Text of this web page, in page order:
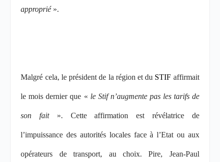
approprié».
Malgré cela, le président de la région et du STIF affirmait
le mois dernier que « le Stif n’augmente pas les tarifs de
son fait». Cette affirmation est révélatrice de
l’impuissance des autorités locales face à l’Etat ou aux
opérateurs de transport, au choix. Pire, Jean-Paul